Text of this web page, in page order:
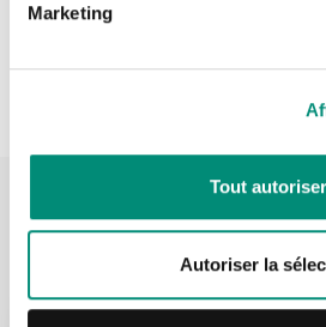
Marketing
Tout autoriser
Autoriser la
Exemples de
Voir la formation
Je n'ai pas de compte
CRÉER UN